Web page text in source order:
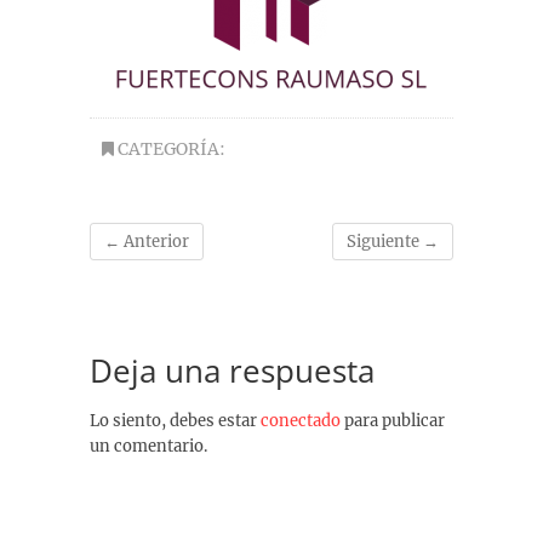
CATEGORÍA:
← Anterior Siguiente →
Deja una respuesta
Lo siento, debes estarconectadopara publicar
un comentario.